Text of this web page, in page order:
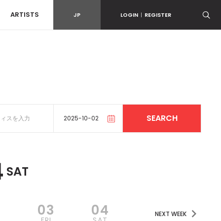
ARTISTS JP LOGIN | REGISTER
SAT
03 04 NEXT WEEK